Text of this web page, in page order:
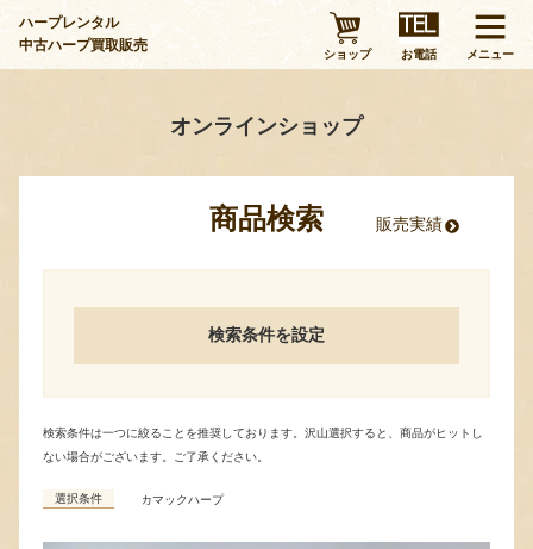
ハープレンタル
中古ハープ買取販売
オンラインショップ
商品検索 販売実績
検索条件を設定
検索条件は一つに絞ることを推奨しております。沢山選択すると、商品がヒットし
ない場合がございます。ご了承ください。
選択条件 カマックハープ
ショップ お電話 メニュー